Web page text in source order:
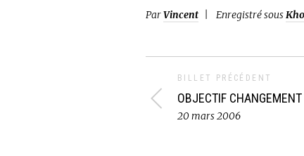
ParVincent Enregistré sous
BILLET PRÉCÉDENT
OBJECTIF
20 mars 2006